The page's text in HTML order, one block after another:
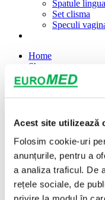
Acest site utilizează
Folosim cookie-uri
anunțurile, pentru a
a analiza traficul. De
rețele sociale, de
Spatule
Set clisma
Speculi
Home
Shop
Despre noi
Certificari
Contacteaza-ne
PROMOTII
INTREBARI
Categorii de produse